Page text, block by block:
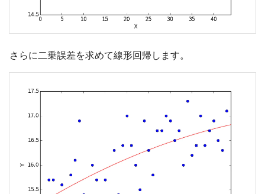
さらに二乗誤差を求めて線形回帰します。